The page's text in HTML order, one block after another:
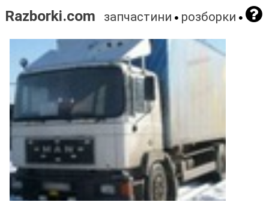
Razborki.com запчастини розборки